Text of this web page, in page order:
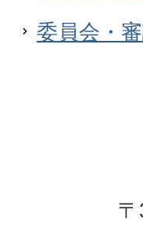
委員会・